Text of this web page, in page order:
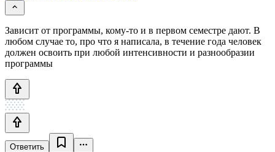
Зависит от программы, кому-то и в первом семестре дают. В
любом случае то, про что я написала, в течение года человек
должен освоить при любой интенсивности и разнообразии
программы
Ответить